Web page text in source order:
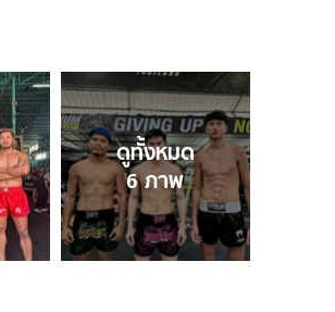
ดูทั้งหมด
6ภาพ